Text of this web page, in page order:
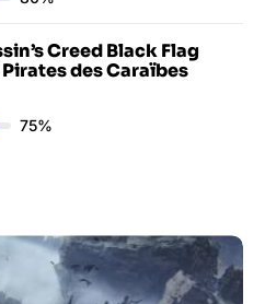
Creed Black Flag
Pirates des Caraïbes
75%